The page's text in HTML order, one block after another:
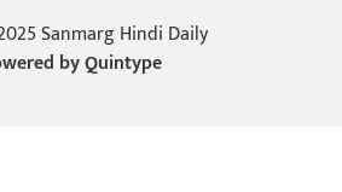
Sanmarg Hindi Daily
byQuintype